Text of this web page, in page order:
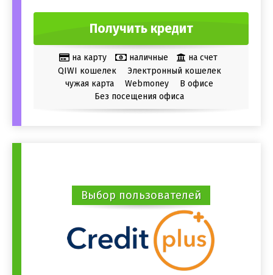
Получить кредит
на карту наличные
на счет
QIWI кошелек
Электронный кошелек
чужая карта
Webmoney
В офисе
Без посещения офиса
Выбор пользователей